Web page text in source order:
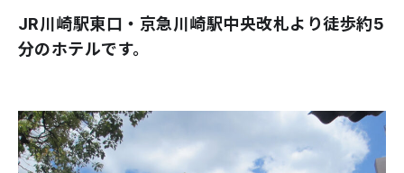
JR川崎駅東口・京急川崎駅中央改札より徒歩約5
分のホテルです。